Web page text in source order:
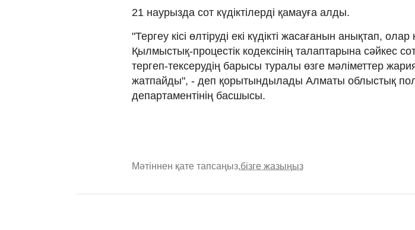
21 наурызда сот күдіктілерді қамауға алды.
"Тергеу кісі өлтіруді екі күдікті жасағанын анықтап,
Қылмыстық-процестік кодексінің талаптарына сәйкес
тергеп-тексерудің барысы туралы өзге мәліметтер
жатпайды", - деп қорытындылады Алматы облыстық
департаментінің басшысы.
Мәтіннен қате тапсаңыз,бізге жазыңыз